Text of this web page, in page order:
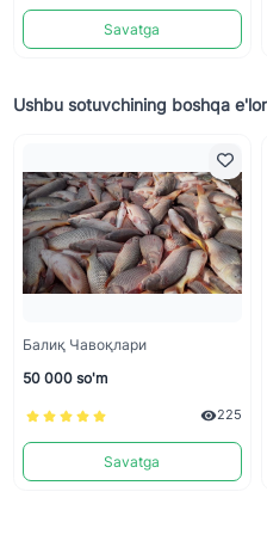
Savatga
Ushbu sotuvchining boshqa
Балиқ Чавоқлари
50 000 so'm
225
Savatga